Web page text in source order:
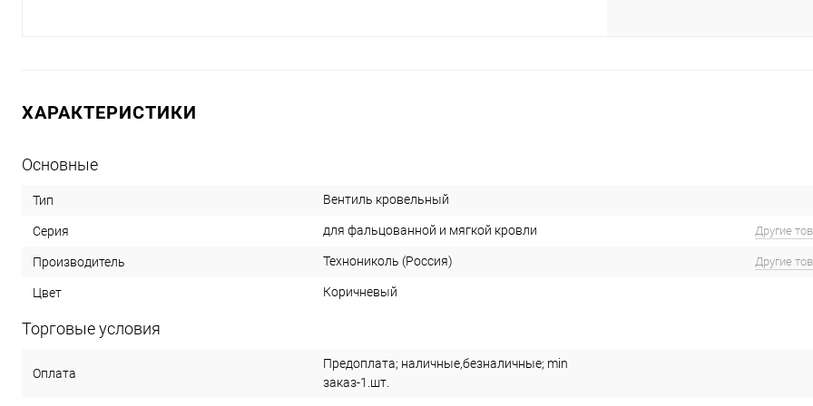
ХАРАКТЕРИСТИКИ
Основные
Тип Вентиль кровельный
Серия для фальцованной и мягкой кровли Другие
Производитель Технониколь (Россия) Другие
Цвет Коричневый
Торговые условия
Оплата
Предоплата; наличные,безналичные; min
заказ-1.шт.